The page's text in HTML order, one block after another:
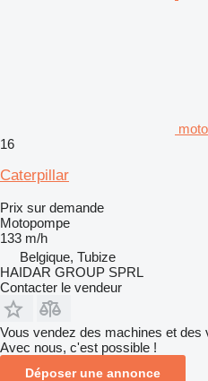
16
Caterpillar
Prix sur demande
Motopompe
133 m/h
Belgique, Tubize
HAIDAR GROUP SPRL
Contacter le vendeur
Vous vendez des machines et des
Avec nous, c'est possible !
Déposer une annonce